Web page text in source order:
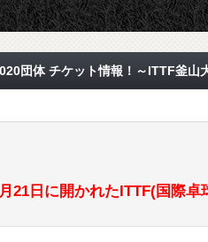
団体 チケット情報！～ITTF釜山
21日に開かれたITTF(国際